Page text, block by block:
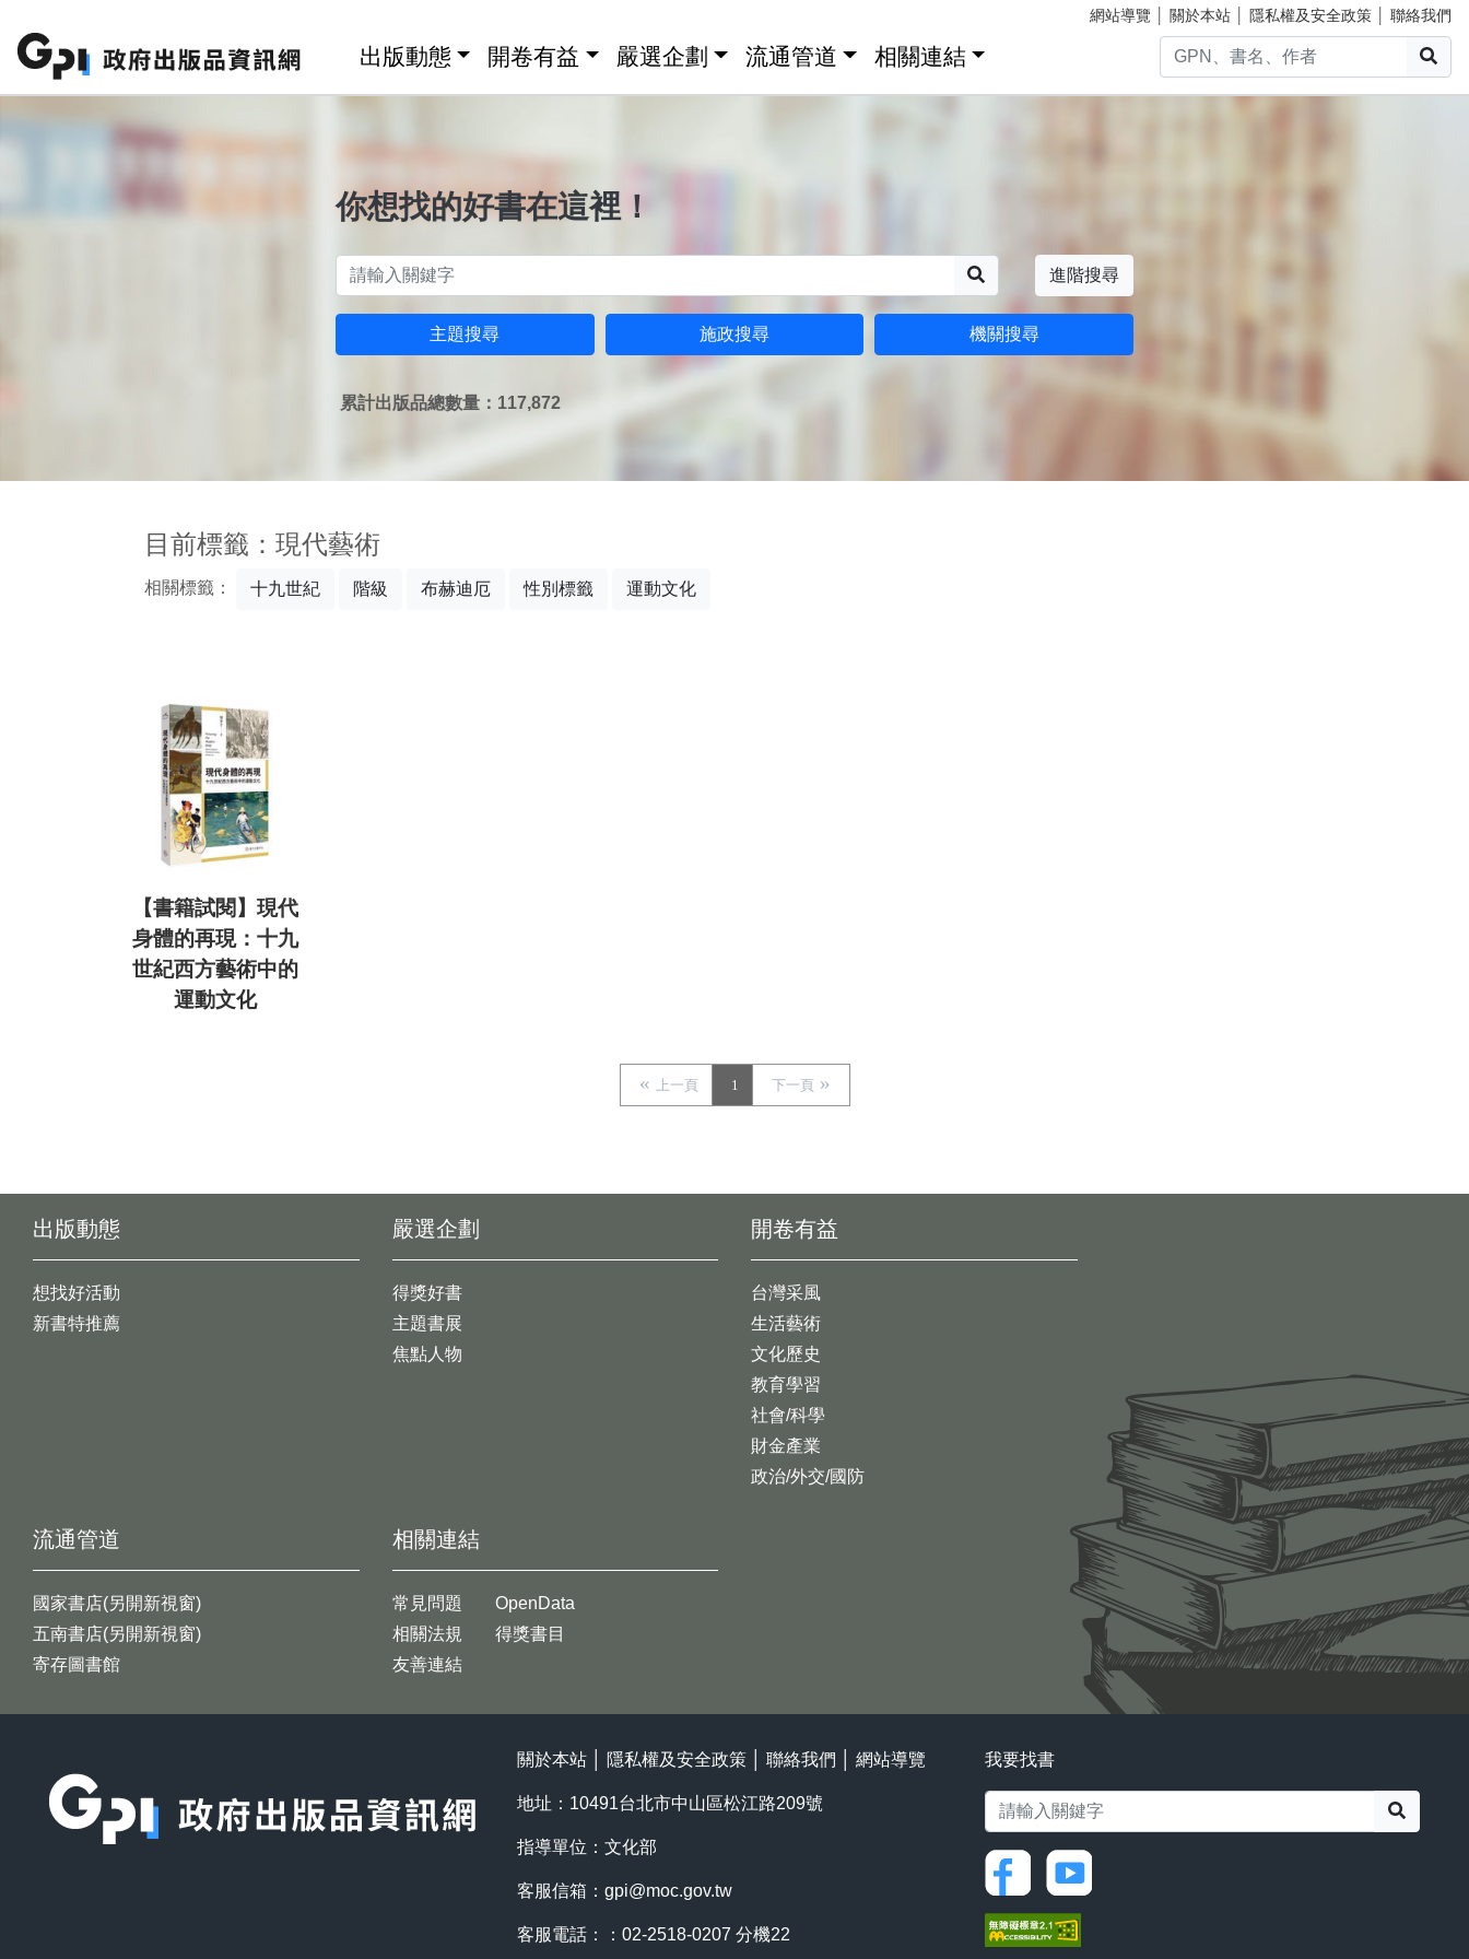
網站導覽 關於本站 隱私權及安全政策 聯絡我們
出版動態 開卷有益 嚴選企劃 流通管道 相關連結
你想找的好書在這裡！
進階搜尋
主題搜尋 施政搜尋 機關搜尋
累計出版品總數量：117,872
目前標籤：現代藝術
相關標籤： 十九世紀 階級 布赫迪厄 性別標籤 運動文化
【書籍試閱】現代
身體的再現：十九
世紀西方藝術中的
運動文化
上一頁 1 下一頁
出版動態
想找好活動
新書特推薦
開卷有益
台灣采風
生活藝術
文化歷史
教育學習
社會/科學
財金產業
政治/外交/國防
嚴選企劃
得獎好書
主題書展
焦點人物
流通管道
國家書店(另開新視窗)
五南書店(另開新視窗)
寄存圖書館
相關連結
常見問題
相關法規
友善連結
OpenData
得獎書目
關於本站 隱私權及安全政策 聯絡我們 網站導覽
地址：10491台北市中山區松江路209號
指導單位：文化部
客服信箱： gpi@moc.gov.tw
客服電話：：02-2518-0207 分機22
我要找書